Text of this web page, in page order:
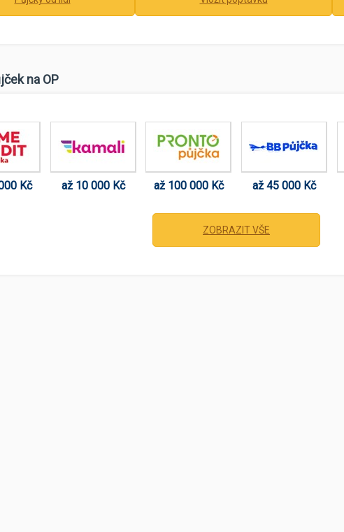
na OP
Kč až 10 000 Kč až 100 000 Kč až 45 000 Kč
ZOBRAZIT VŠE